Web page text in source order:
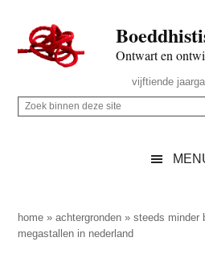
naar
de
inhoud
secondary
naar
de
sidebar
naar
de
Ontwart en
Rechts
vijftiende
Z
p
d
Z
i
n
home »achtergronden »steeds minder
megastallen in nederland